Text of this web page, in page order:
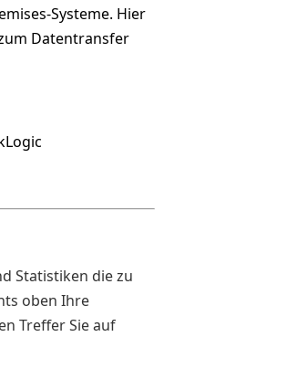
Systeme. Hier
Datentransfer
Statistiken die zu
oben Ihre
Treffer Sie auf